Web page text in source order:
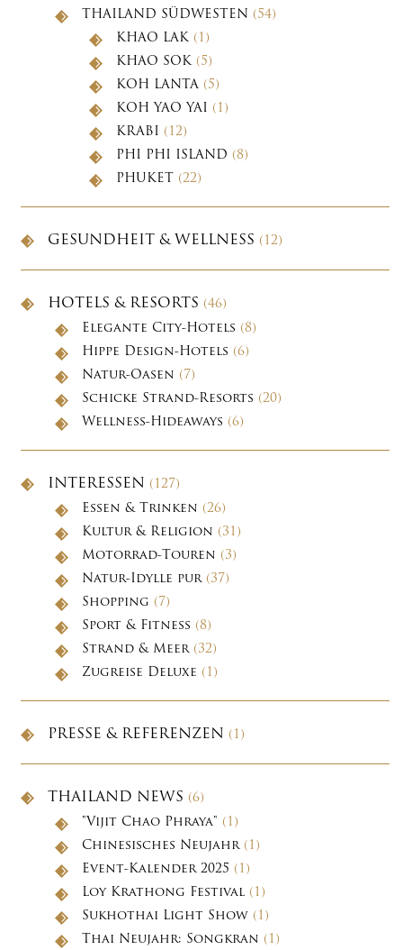
THAILAND SÜDWESTEN (54)
KHAO LAK(1)
KHAO SOK(5)
KOH LANTA (5)
KOH YAO YAI (1)
KRABI (12)
PHI PHI ISLAND (8)
PHUKET (22)
GESUNDHEIT & WELLNESS (12)
HOTELS & RESORTS (46)
Elegante City-Hotels (8)
Hippe Design-Hotels (6)
Natur-Oasen (7)
Schicke Strand-Resorts (20)
Wellness-Hideaways (6)
INTERESSEN (127)
Essen & Trinken (26)
Kultur & Religion (31)
Motorrad-Touren (3)
Natur-Idylle pur(37)
Shopping (7)
Sport & Fitness (8)
Strand & Meer(32)
Zugreise Deluxe (1)
PRESSE & REFERENZEN (1)
THAILAND NEWS (6)
"Vijit Chao Phraya" (1)
Chinesisches Neujahr(1)
Event-Kalender 2025 (1)
Loy Krathong Festival (1)
Sukhothai Light Show (1)
Thai Neujahr: Songkran (1)